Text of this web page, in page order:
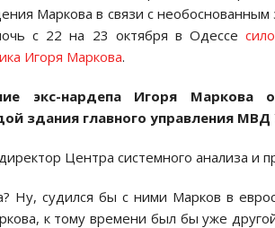
Маркова в связи с
с 22 на 23 октября в Одессе
Игоря Маркова.
экс-нардепа Игоря Маркова
здания главного управления
Центра системного анализа и
Ну, судился бы с ними Марков в
к тому времени был бы уже